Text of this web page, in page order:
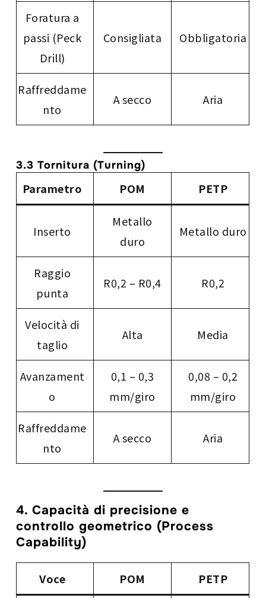
Foratura a
passi (Peck
Drill)
Consigliata Obbligatoria
Raffreddame
nto
A secco Aria
3.3 Tornitura (Turning)
Parametro POM PETP
Inserto
Metallo
duro
Metallo duro
Raggio
punta
R0,2 – R0,4 R0,2
Velocità di
taglio
Alta Media
Avanzament
o
0,1 – 0,3
mm/giro
0,08 – 0,2
mm/giro
Raffreddame
nto
A secco Aria
4. Capacità di precisione e
controllo geometrico (Process
Capability)
Voce POM PETP